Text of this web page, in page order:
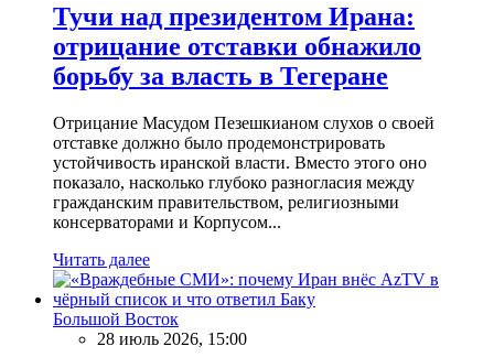
Тучи над президентом Ирана:
отрицание отставки обнажило
борьбу за власть в Тегеране
Отрицание Масудом Пезешкианом слухов о своей
отставке должно было продемонстрировать
устойчивость иранской власти. Вместо этого оно
показало, насколько глубоко разногласия между
гражданским правительством, религиозными
консерваторами и Корпусом...
Читать далее
Большой Восток
28 июль 2026, 15:00